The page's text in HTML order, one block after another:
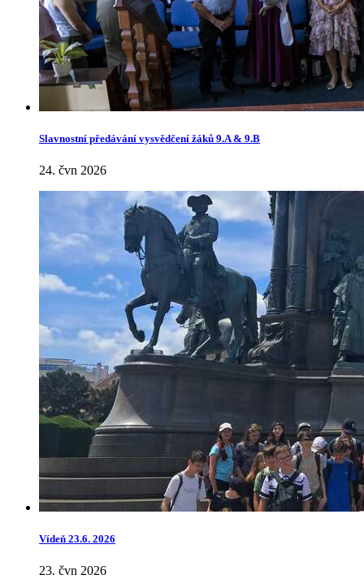
Slavnostní předávání vysvědčení žáků 9.A & 9.B
24. čvn 2026
Vídeň 23.6. 2026
23. čvn 2026